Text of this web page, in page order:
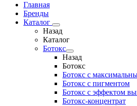
Главная
Бренды
Каталог
Назад
Каталог
Ботокс
Назад
Ботокс
Ботокс с
Ботокс с пигментом
Ботокс с эффектом
Ботокс-концентрат